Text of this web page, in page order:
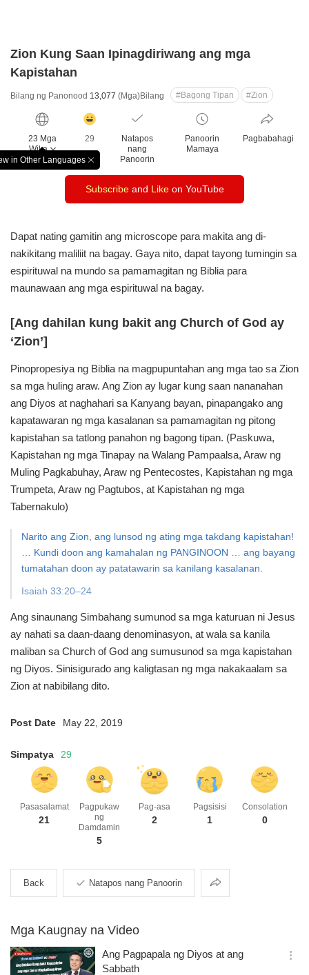
Zion Kung Saan Ipinagdiriwang ang mga
Kapistahan
Bilang ng Panonood 13,077 (Mga)Bilang #Bagong Tipan #Zion
23 Mga
Wika
in Other Languages
창
기
릭
수
29
Natapos
nang
Panoorin
Panoorin
Mamaya
Pagbabahagi
Subscribeand Likeon YouTube
Dapat nating gamitin ang microscope para makita ang di-
nakikitang maliliit na bagay. Gaya nito, dapat tayong tumingin sa
espirituwal na mundo sa pamamagitan ng Biblia para
maunawaan ang mga espirituwal na bagay.
[Ang dahilan kung bakit ang Church of God ay
‘Zion’]
Pinopropesiya ng Biblia na magpupuntahan ang mga tao sa Zion
sa mga huling araw. Ang Zion ay lugar kung saan nananahan
ang Diyos at naghahari sa Kanyang bayan, pinapangako ang
kapatawaran ng mga kasalanan sa pamamagitan ng pitong
kapistahan sa tatlong panahon ng bagong tipan. (Paskuwa,
Kapistahan ng mga Tinapay na Walang Pampaalsa, Araw ng
Muling Pagkabuhay, Araw ng Pentecostes, Kapistahan ng mga
Trumpeta, Araw ng Pagtubos, at Kapistahan ng mga
Tabernakulo)
Narito ang Zion, ang lunsod ng ating mga takdang kapistahan!
… Kundi doon ang kamahalan ng PANGINOON … ang bayang
tumatahan doon ay patatawarin sa kanilang kasalanan.
Isaiah 33:20–24
Ang sinaunang Simbahang sumunod sa mga katuruan ni Jesus
ay nahati sa daan-daang denominasyon, at wala sa kanila
maliban sa Church of God ang sumusunod sa mga kapistahan
ng Diyos. Sinisigurado ang kaligtasan ng mga nakakaalam sa
Zion at nabibilang dito.
Post Date May 22, 2019
Simpatya 29
Pasasalamat
21
Pagpukaw
ng
Damdamin
5
Pag-asa
2
Pagsisisi
1
Consolation
0
Back Natapos nang Panoorin Pagbabahagi
Mga Kaugnay na Video
Ang Pagpapala ng Diyos at ang
Sabbath
옵